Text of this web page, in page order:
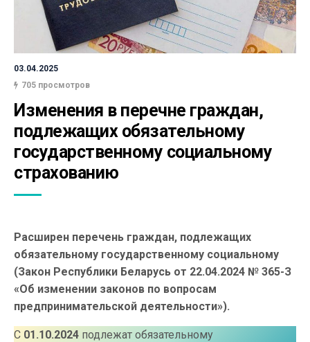
03.04.2025
705 просмотров
Изменения в перечне граждан,
подлежащих обязательному
государственному социальному
страхованию
Расширен перечень граждан, подлежащих
обязательному государственному социальному
(Закон Республики Беларусь от 22.04.2024 № 365-З
«Об изменении законов по вопросам
предпринимательской деятельности»).
С 01.10.2024 подлежат обязательному